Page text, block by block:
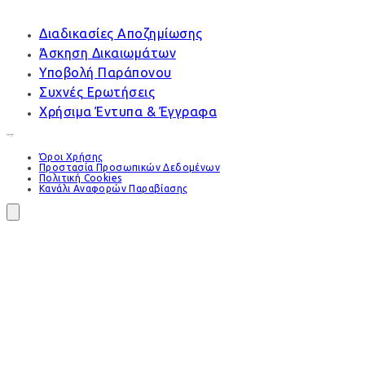
Διαδικασίες Αποζημίωσης
Άσκηση Δικαιωμάτων
Υποβολή Παράπονου
Συχνές Ερωτήσεις
Χρήσιμα Έντυπα & Έγγραφα
Όροι Χρήσης
Προστασία Προσωπικών Δεδομένων
Πολιτική Cookies
Κανάλι Αναφορών Παραβίασης